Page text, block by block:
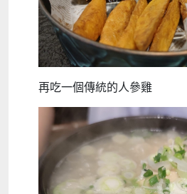
再吃一個傳統的人參雞